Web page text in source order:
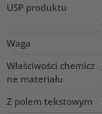
USP produktu
Waga
Właściwości chemicz
ne materiału
Z polem tekstowym